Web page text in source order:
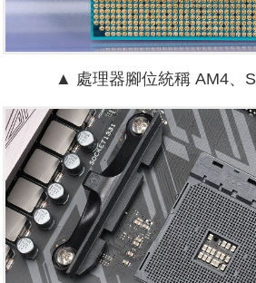
▲ 處理器腳位統稱 AM4、